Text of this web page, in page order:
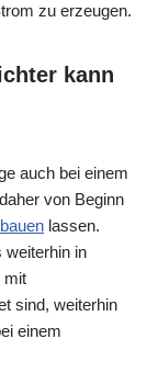
zu erzeugen.
kann
auch bei einem
von Beginn
lassen.
weiterhin in
mit
sind, weiterhin
einem